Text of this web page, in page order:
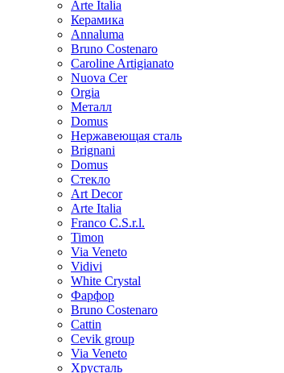
Arte Italia
Керамика
Annaluma
Bruno Costenaro
Caroline Artigianato
Nuova Cer
Orgia
Металл
Domus
Нержавеющая сталь
Brignani
Domus
Стекло
Art Decor
Arte Italia
Franco C.S.r.l.
Timon
Via Veneto
Vidivi
White Crystal
Фарфор
Bruno Costenaro
Cattin
Cevik group
Via Veneto
Хрусталь